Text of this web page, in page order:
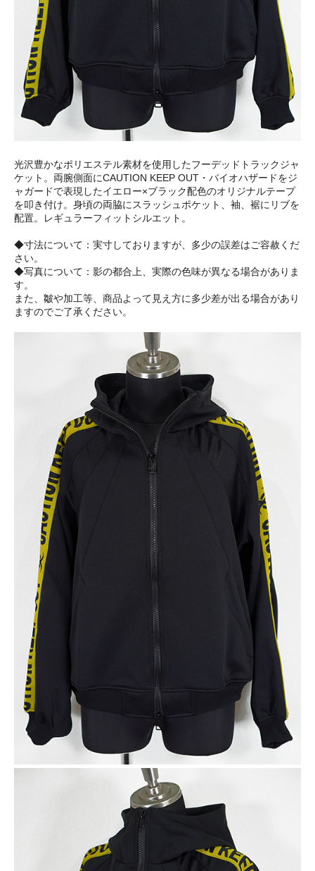
光沢豊かなポリエステル素材を使用したフーデッドトラックジャ
ケット。両腕側面にCAUTION KEEP OUT・バイオハザードをジ
ャガードで表現したイエロー×ブラック配色のオリジナルテープ
を叩き付け。身頃の両脇にスラッシュポケット、袖、裾にリブを
配置。レギュラーフィットシルエット。
◆寸法について：実寸しておりますが、多少の誤差はご容赦くだ
さい。
◆写真について：影の都合上、実際の色味が異なる場合がありま
す。
また、皺や加工等、商品よって見え方に多少差が出る場合があり
ますのでご了承ください。